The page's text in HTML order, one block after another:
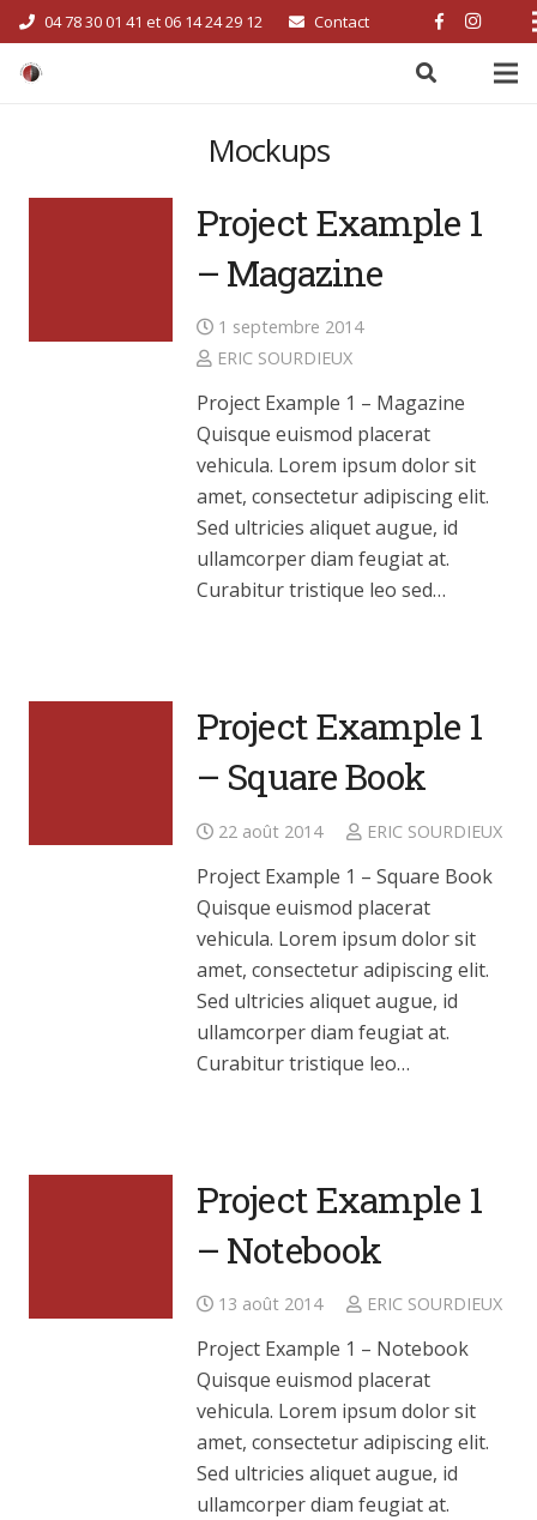
04 78 30 01 41 et 06 14 24 29 12 Contact
Mockups
Project Example 1
– Magazine
1 septembre 2014
ERIC SOURDIEUX
Project Example 1 – Magazine
Quisque euismod placerat
vehicula. Lorem ipsum dolor sit
amet, consectetur adipiscing elit.
Sed ultricies aliquet augue, id
ullamcorper diam feugiat at.
Curabitur tristique leo sed…
Project Example 1
– Square Book
22 août 2014 ERIC SOURDIEUX
Project Example 1 – Square Book
Quisque euismod placerat
vehicula. Lorem ipsum dolor sit
amet, consectetur adipiscing elit.
Sed ultricies aliquet augue, id
ullamcorper diam feugiat at.
Curabitur tristique leo…
Project Example 1
– Notebook
13 août 2014 ERIC SOURDIEUX
Project Example 1 – Notebook
Quisque euismod placerat
vehicula. Lorem ipsum dolor sit
amet, consectetur adipiscing elit.
Sed ultricies aliquet augue, id
ullamcorper diam feugiat at.